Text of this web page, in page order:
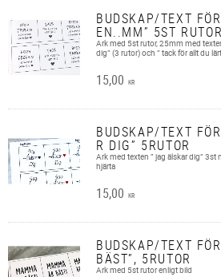
BUDSKAP/TEXT
EN..MM” 5ST RUTOR
Ark med 5st rutor, 25mm med
dig” (3 rutor) och ” tack för allt du
15,00 KR
BUDSKAP/TEXT
R DIG” 5RUTOR
Ark med texten ” jag älskar dig”
hjärta
15,00 KR
BUDSKAP/TEXT
BÄST”, 5RUTOR
Ark med 5st rutor enligt bild